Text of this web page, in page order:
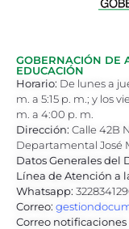
GOBERNACIÓN DE
EDUCACIÓN
Horario: De lunes a
m. a 5:15 p. m.; y los
m. a 4:00 p. m.
Dirección: Calle 42B
Departamental José
Datos Generales del
Línea de Atención a
Whatsapp:
Correo:
Correo notificaciones